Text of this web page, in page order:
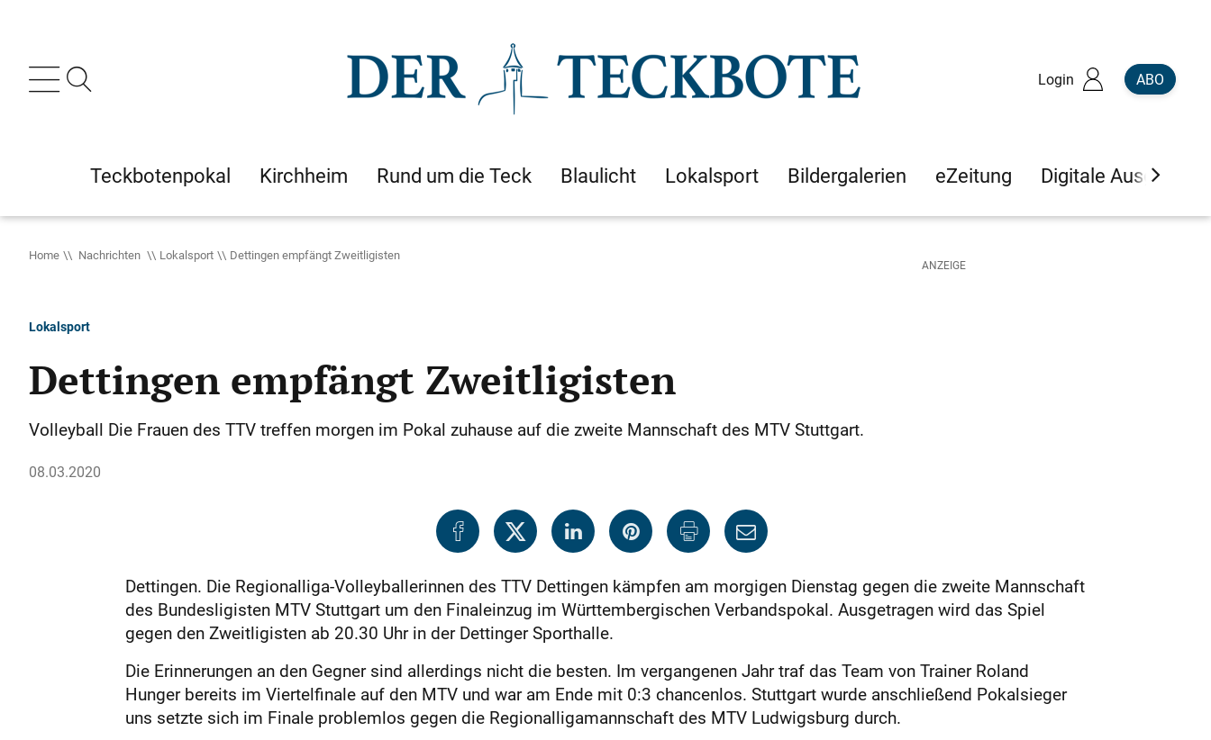
Login ABO
Teckbotenpokal Kirchheim Rund um die Teck Blaulicht Lokalsport Bildergalerien eZeitung Digitale Ausgaben
Home Nachrichten Lokalsport Dettingen empfängt Zweitligisten
Lokalsport
Dettingen empfängt Zweitligisten
Volleyball Die Frauen des TTV treffen morgen im Pokal zuhause auf die zweite Mannschaft des MTV Stuttgart.
08.03.2020
Dettingen. Die Regionalliga-Volleyballerinnen des TTV Dettingen kämpfen am morgigen Dienstag gegen die zweite Mannschaft
des Bundesligisten MTV Stuttgart um den Finaleinzug im Württembergischen Verbandspokal. Ausgetragen wird das Spiel
gegen den Zweitligisten ab 20.30 Uhr in der Dettinger Sporthalle.
Die Erinnerungen an den Gegner sind allerdings nicht die besten. Im vergangenen Jahr traf das Team von Trainer Roland
Hunger bereits im Viertelfinale auf den MTV und war am Ende mit 0:3 chancenlos. Stuttgart wurde anschließend Pokalsieger
uns setzte sich im Finale problemlos gegen die Regionalligamannschaft des MTV Ludwigsburg durch.